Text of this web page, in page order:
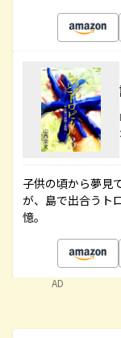
子供の頃から夢見
が、島で出合うト
憶。
AD